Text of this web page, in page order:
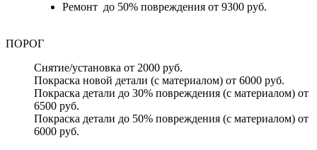
Ремонт до 50% повреждения от 9300 руб.
ПОРОГ
Снятие/установка от 2000 руб.
Покраска новой детали (с материалом) от 6000 руб.
Покраска детали до 30% повреждения (с материалом) от
6500 руб.
Покраска детали до 50% повреждения (с материалом) от
6000 руб.